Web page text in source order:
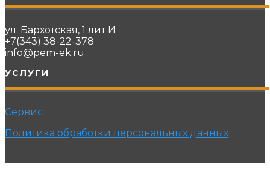
ул. Бархотская, 1 лит И
+7(343) 38-22-378
info@pem-ek.ru
УСЛУГИ
Сервис
Политика обработки персональных данных